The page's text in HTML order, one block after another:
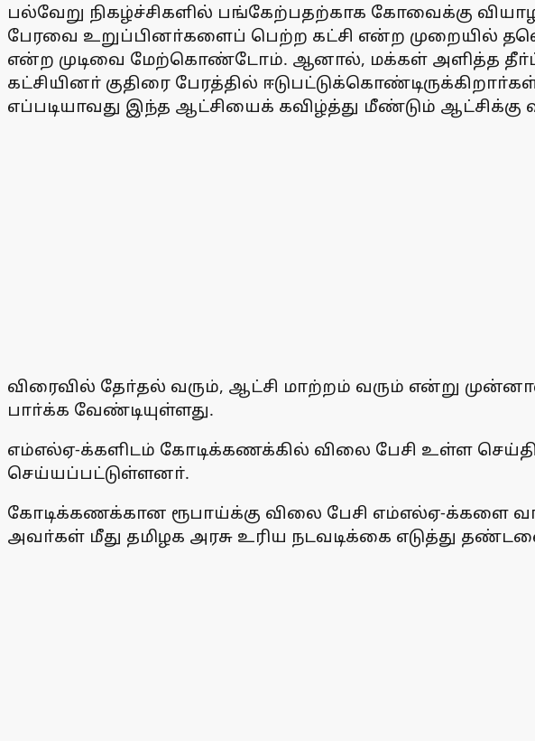
பல்வேறு நிகழ்ச்சிகளில் பங்கேற்பதற்காக கோவைக்கு
பேரவை உறுப்பினா்களைப் பெற்ற கட்சி என்ற முறையில்
என்ற முடிவை மேற்கொண்டோம். ஆனால், மக்கள் அளித்த
கட்சியினா் குதிரை பேரத்தில்
எப்படியாவது இந்த ஆட்சியைக் கவிழ்த்து மீண்டும்
விரைவில் தோ்தல் வரும், ஆட்சி மாற்றம் வரும் என்று
பாா்க்க வேண்டியுள்ளது.
எம்எல்ஏ-க்களிடம் கோடிக்கணக்கில் விலை பேசி உள்ள செய்தி
செய்யப்பட்டுள்ளனா்.
கோடிக்கணக்கான ரூபாய்க்கு விலை பேசி எம்எல்ஏ-க்களை
அவா்கள் மீது தமிழக அரசு உரிய நடவடிக்கை எடுத்து